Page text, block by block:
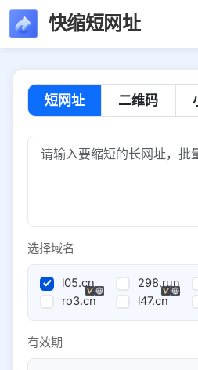
快缩短网址
短网址 二维码
选择域名
l05.cn 298.run
ro3.cn
l47.cn
有效期